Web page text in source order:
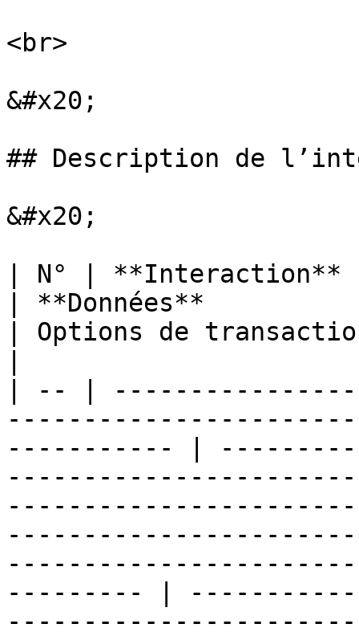
<br>
&#x20;
## Description de
&#x20;
| N° | **Interaction**
| **Données**
| Options de
| -- |
----------- |
--------- |